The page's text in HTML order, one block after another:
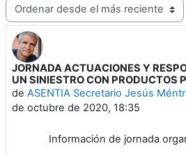
Mostrar modo
JORNADA ACTUACIONES Y
UN SINIESTRO CON PRODUCTOS
de ASENTIA Secretario Jesús
de octubre de 2020, 18:35
Número de respuestas: 0
Información de jornada